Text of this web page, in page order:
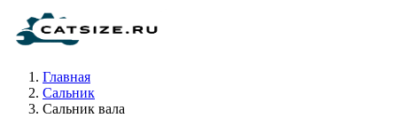
Главная
Сальник
Сальник вала